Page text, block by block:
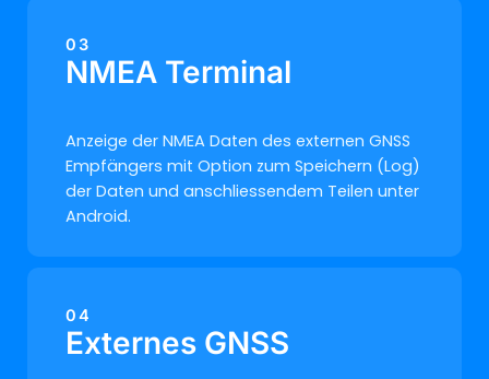
03
NMEA Terminal
Anzeige der NMEA Daten des externen GNSS
Empfängers mit Option zum Speichern (Log)
der Daten und anschliessendem Teilen unter
Android.
04
Externes GNSS